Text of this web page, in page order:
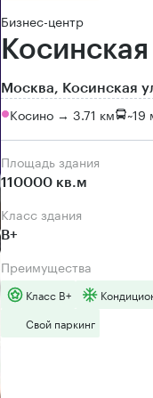
Бизнес-центр
Москва, Косинская
Косино → 3.71 км ~19
Площадь здания
110000 кв.м
Класс здания
B+
Преимущества
Класс B+
Свой паркинг